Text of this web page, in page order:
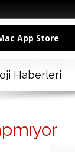
App Store
Haberleri